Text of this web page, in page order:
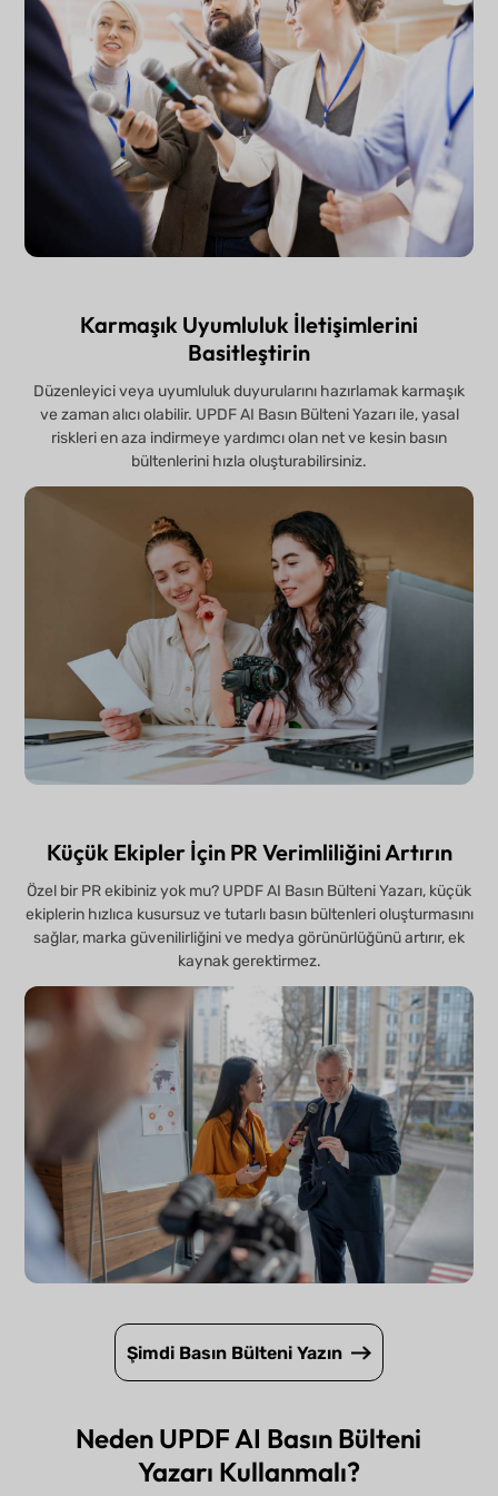
Karmaşık Uyumluluk İletişimlerini
Basitleştirin
Düzenleyici veya uyumluluk duyurularını hazırlamak karmaşık
ve zaman alıcı olabilir. UPDF AI Basın Bülteni Yazarı ile, yasal
riskleri en aza indirmeye yardımcı olan net ve kesin basın
bültenlerini hızla oluşturabilirsiniz.
Küçük Ekipler İçin PR Verimliliğini Artırın
Özel bir PR ekibiniz yok mu? UPDF AI Basın Bülteni Yazarı, küçük
ekiplerin hızlıca kusursuz ve tutarlı basın bültenleri oluşturmasını
sağlar, marka güvenilirliğini ve medya görünürlüğünü artırır, ek
kaynak gerektirmez.
Şimdi Basın Bülteni Yazın
Neden UPDF AI Basın Bülteni
Yazarı Kullanmalı?